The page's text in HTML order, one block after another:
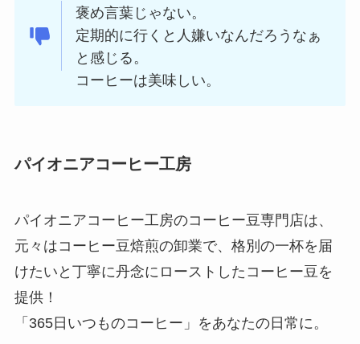
褒め言葉じゃない。
定期的に行くと人嫌いなんだろうなぁ
と感じる。
コーヒーは美味しい。
パイオニアコーヒー工房
パイオニアコーヒー工房のコーヒー豆専門店は、
元々はコーヒー豆焙煎の卸業で、格別の一杯を届
けたいと丁寧に丹念にローストしたコーヒー豆を
提供！
「365日いつものコーヒー」をあなたの日常に。